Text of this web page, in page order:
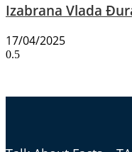
Izabrana Vlada
17/04/2025